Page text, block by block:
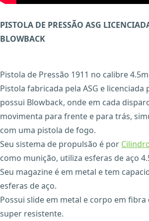
PISTOLA DE PRESSÃO ASG
BLOWBACK
Pistola de Pressão 1911 no calibre
Pistola fabricada pela ASG e licenciada
possui Blowback, onde em cada
movimenta para frente e para trás,
com uma pistola de fogo.
Seu sistema de propulsão é por
como munição, utiliza esferas de aço
Seu magazine é em metal e tem
esferas de aço.
Possui slide em metal e corpo em fibra
super resistente.